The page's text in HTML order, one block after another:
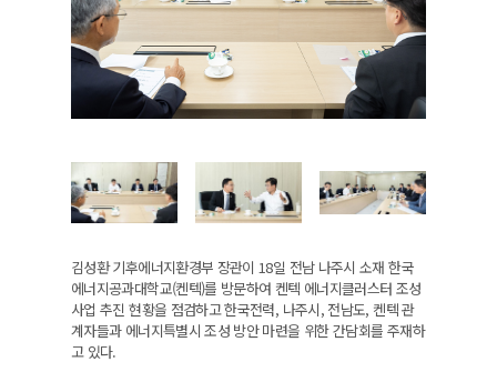
김성환 기후에너지환경부 장관이 18일 전남 나주시 소재 한국
에너지공과대학교(켄텍)를 방문하여 켄텍 에너지클러스터 조성
사업 추진 현황을 점검하고 한국전력, 나주시, 전남도, 켄텍 관
계자들과 에너지특별시 조성 방안 마련을 위한 간담회를 주재하
고 있다.